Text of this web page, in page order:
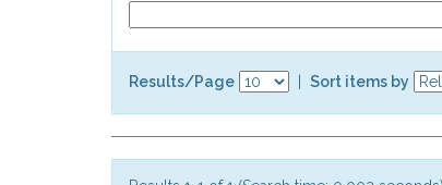
Results/Page Sort items by